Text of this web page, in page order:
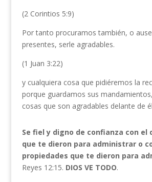
(2 Corintios 5:9)
Por tanto procuramos también, o
presentes, serle agradables.
(1 Juan 3:22)
y cualquiera cosa que pidiéremos la
porque guardamos sus
cosas que son agradables delante de
Se fiel y digno de confianza con el
que te dieron para administrar o
propiedades que te dieron para
Reyes 12:15. DIOS VE TODO.